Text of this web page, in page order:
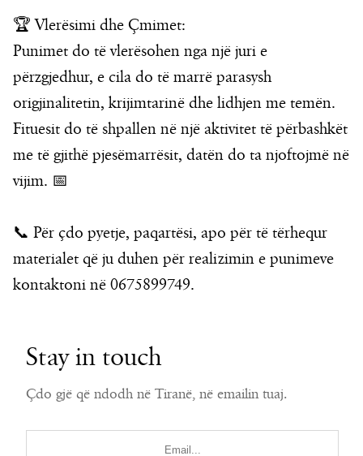
🏆 Vlerësimi dhe Çmimet:
Punimet do të vlerësohen nga një juri e
përzgjedhur, e cila do të marrë parasysh
origjinalitetin, krijimtarinë dhe lidhjen me temën.
Fituesit do të shpallen në një aktivitet të përbashkët
me të gjithë pjesëmarrësit, datën do ta njoftojmë në
vijim. 📅
📞 Për çdo pyetje, paqartësi, apo për të tërhequr
materialet që ju duhen për realizimin e punimeve
kontaktoni në 0675899749.
Stay in touch
Çdo gjë që ndodh në Tiranë, në emailin tuaj.